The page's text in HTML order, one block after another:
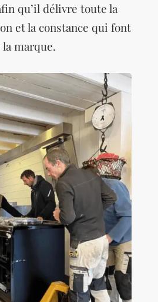
qu’il délivre toute la
et la constance qui font
marque.